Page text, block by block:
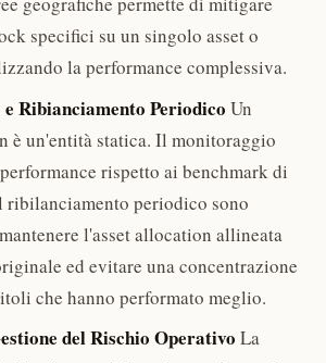
specifici su un singolo asset o
la performance complessiva.
Ribianciamento Periodico Un
è un'entità statica. Il monitoraggio
rispetto ai benchmark di
periodico sono
l'asset allocation allineata
ed evitare una concentrazione
che hanno performato meglio.
del Rischio Operativo La